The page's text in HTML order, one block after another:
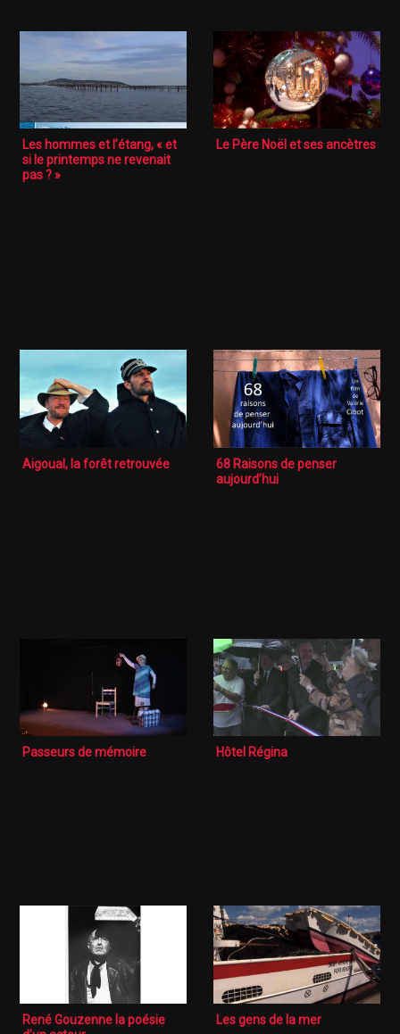
Les hommes et l’étang, « et
si le printemps ne revenait
pas ? »
Le Père Noël et ses ancètres
Aigoual, la forêt retrouvée
68 Raisons de penser
aujourd’hui
Passeurs de mémoire Hôtel Régina
René Gouzenne la poésie
Les gens de la mer